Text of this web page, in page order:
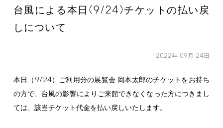
台風による本日 (9/24)チケットの払い戻
しについて
2022年 09 月 24 日
本日（ 9/24）ご利用分の展覧会 岡本太郎のチケットをお持ち
の方で、台風の影響によりご来館できなくなった方につきまし
ては、該当チケット代金を払い戻しいたします。